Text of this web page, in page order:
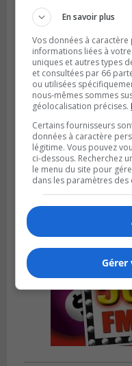
LONGUEUIL
Publié le 26 juillet 2026 à
Le Marché
sa troisième
En savoir plus
Vos données à
informations liées à
uniques et autres types
et consultées par 66
ou utilisées
nous-mêmes sommes
géolocalisation précises.
Certains fournisseurs
données à caractère
légitime. Vous pouvez
ci-dessous. Recherchez
le menu du site pour
dans les paramètres
Gérer